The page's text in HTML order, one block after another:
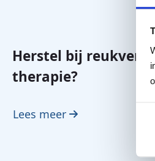
Herstel bij
therapie?
Lees meer